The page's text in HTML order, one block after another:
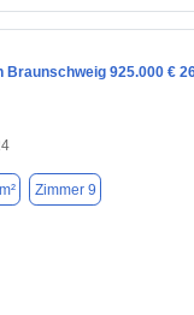
Braunschweig 925.000 €
Zimmer 9